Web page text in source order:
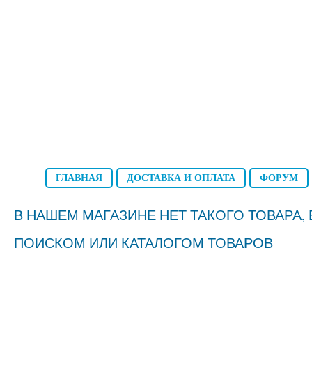
ГЛАВНАЯ ДОСТАВКА И ОПЛАТА ФОРУМ
В НАШЕМ МАГАЗИНЕ НЕТ ТАКОГО
ПОИСКОМ ИЛИ КАТАЛОГОМ ТОВАРОВ